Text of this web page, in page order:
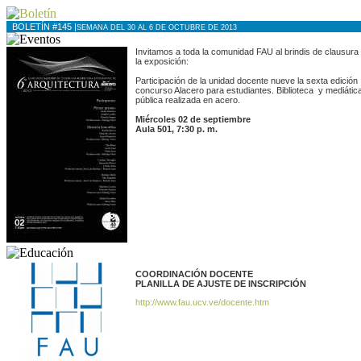
BOLETÍN #145 |SEMANA DEL 30 AL 6 DE OCTUBRE DE 2013
Invitamos a toda la comunidad FAU al brindis de clausura
la exposición:
Participación de la unidad docente nueve la sexta edición
concurso Alacero para estudiantes. Biblioteca y
pública realizada en acero.
Miércoles 02 de septiembre
Aula 501, 7:30 p. m.
COORDINACIÓN DOCENTE
PLANILLA DE AJUSTE DE INSCRIPCIÓN
http://www.fau.ucv.ve/docente.htm